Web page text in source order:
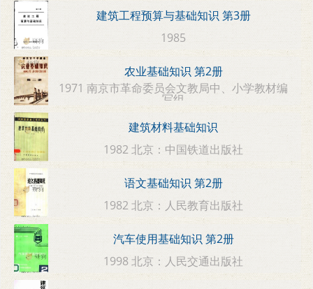
建筑工程预算与基础知识 第3册
1985
农业基础知识 第2册
1971 南京市革命委员会文教局中、小学教材编
写组
建筑材料基础知识
1982 北京：中国铁道出版社
语文基础知识 第2册
1982 北京：人民教育出版社
汽车使用基础知识 第2册
1998 北京：人民交通出版社